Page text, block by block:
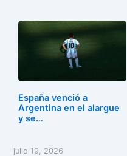
España venció a
Argentina en el alargue
y se…
julio 19, 2026